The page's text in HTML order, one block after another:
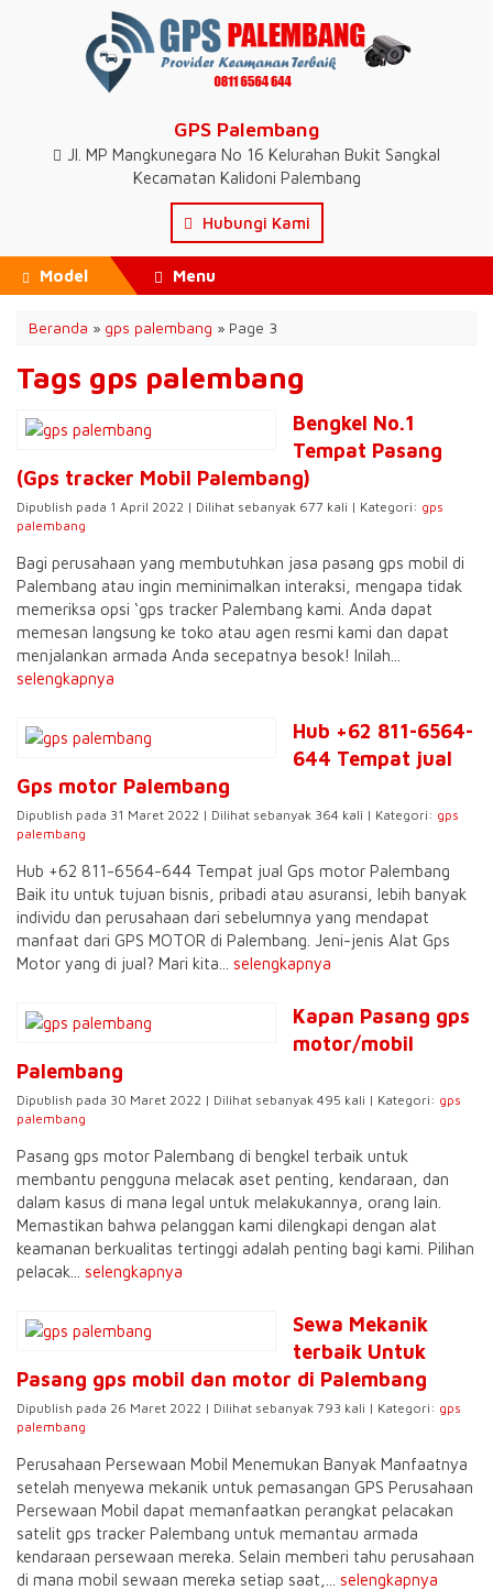
GPS Palembang
Jl. MP Mangkunegara No 16 Kelurahan Bukit Sangkal
Kecamatan Kalidoni Palembang
Hubungi Kami
Model Menu
Beranda » gps palembang » Page 3
Tags gps palembang
Bengkel No.1
Tempat Pasang
(Gps tracker Mobil Palembang)
Dipublish pada 1 April 2022 | Dilihat sebanyak 677 kali | Kategori: gps
palembang
Bagi perusahaan yang membutuhkan jasa pasang gps mobil di
Palembang atau ingin meminimalkan interaksi, mengapa tidak
memeriksa opsi ‘gps tracker Palembang kami. Anda dapat
memesan langsung ke toko atau agen resmi kami dan dapat
menjalankan armada Anda secepatnya besok! Inilah...
selengkapnya
Hub +62 811-6564-
644 Tempat jual
Gps motor Palembang
Dipublish pada 31 Maret 2022 | Dilihat sebanyak 364 kali | Kategori: gps
palembang
Hub +62 811-6564-644 Tempat jual Gps motor Palembang
Baik itu untuk tujuan bisnis, pribadi atau asuransi, lebih banyak
individu dan perusahaan dari sebelumnya yang mendapat
manfaat dari GPS MOTOR di Palembang. Jeni-jenis Alat Gps
Motor yang di jual? Mari kita... selengkapnya
Kapan Pasang gps
motor/mobil
Palembang
Dipublish pada 30 Maret 2022 | Dilihat sebanyak 495 kali | Kategori: gps
palembang
Pasang gps motor Palembang di bengkel terbaik untuk
membantu pengguna melacak aset penting, kendaraan, dan
dalam kasus di mana legal untuk melakukannya, orang lain.
Memastikan bahwa pelanggan kami dilengkapi dengan alat
keamanan berkualitas tertinggi adalah penting bagi kami. Pilihan
pelacak... selengkapnya
Sewa Mekanik
terbaik Untuk
Pasang gps mobil dan motor di Palembang
Dipublish pada 26 Maret 2022 | Dilihat sebanyak 793 kali | Kategori: gps
palembang
Perusahaan Persewaan Mobil Menemukan Banyak Manfaatnya
setelah menyewa mekanik untuk pemasangan GPS Perusahaan
Persewaan Mobil dapat memanfaatkan perangkat pelacakan
satelit gps tracker Palembang untuk memantau armada
kendaraan persewaan mereka. Selain memberi tahu perusahaan
di mana mobil sewaan mereka setiap saat,... selengkapnya